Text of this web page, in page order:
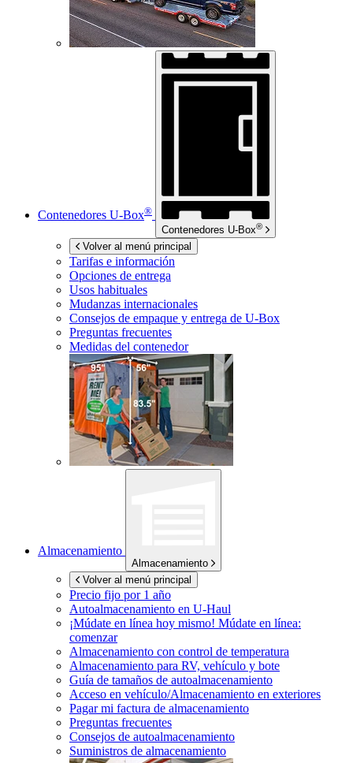
Contenedores U-Box®
Contenedores U-Box®
Volver al menú principal
Tarifas e información
Opciones de entrega
Usos habituales
Mudanzas internacionales
Consejos de empaque y entrega de U-Box
Preguntas frecuentes
Medidas del contenedor
Almacenamiento
Almacenamiento
Volver al menú principal
Precio fijo por 1 año
Autoalmacenamiento en U-Haul
¡Múdate en línea hoy mismo! Múdate en línea:
comenzar
Almacenamiento con control de temperatura
Almacenamiento para RV, vehículo y bote
Guía de tamaños de autoalmacenamiento
Acceso en vehículo/Almacenamiento en exteriores
Pagar mi factura de almacenamiento
Preguntas frecuentes
Consejos de autoalmacenamiento
Suministros de almacenamiento